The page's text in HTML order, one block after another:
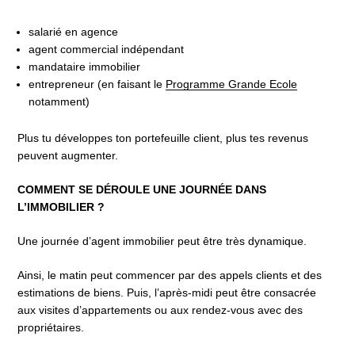
salarié en agence
agent commercial indépendant
mandataire immobilier
entrepreneur (en faisant le Programme Grande Ecole
notamment)
Plus tu développes ton portefeuille client, plus tes revenus
peuvent augmenter.
COMMENT SE DÉROULE UNE JOURNÉE DANS
L’IMMOBILIER ?
Une journée d’agent immobilier peut être très dynamique.
Ainsi, le matin peut commencer par des appels clients et des
estimations de biens. Puis, l’après-midi peut être consacrée
aux visites d’appartements ou aux rendez-vous avec des
propriétaires.